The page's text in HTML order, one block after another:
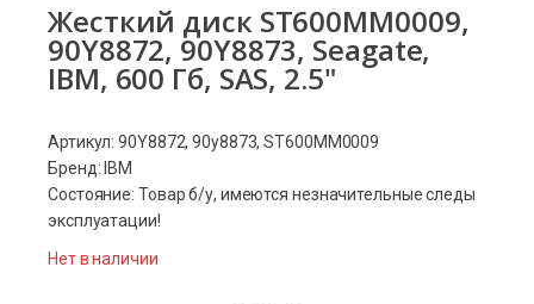
Жесткий диск ST600MM0009,
90Y8872, 90Y8873, Seagate,
IBM, 600 Гб, SAS, 2.5"
Артикул: 90Y8872, 90y8873, ST600MM0009
Бренд: IBM
Состояние: Товар б/у, имеются незначительные следы
эксплуатации!
Нет в наличии